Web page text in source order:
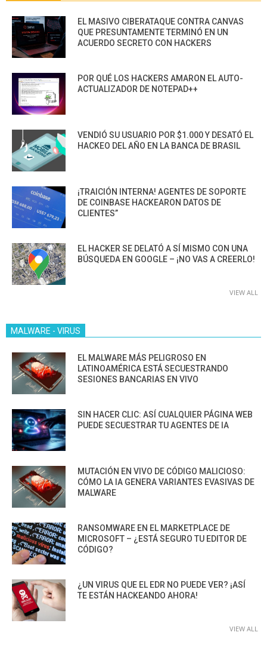
EL MASIVO CIBERATAQUE CONTRA CANVAS
QUE PRESUNTAMENTE TERMINÓ EN UN
ACUERDO SECRETO CON HACKERS
POR QUÉ LOS HACKERS AMARON EL AUTO-
ACTUALIZADOR DE NOTEPAD++
VENDIÓ SU USUARIO POR $1.000 Y DESATÓ EL
HACKEO DEL AÑO EN LA BANCA DE BRASIL
¡TRAICIÓN INTERNA! AGENTES DE SOPORTE
DE COINBASE HACKEARON DATOS DE
CLIENTES”
EL HACKER SE DELATÓ A SÍ MISMO CON UNA
BÚSQUEDA EN GOOGLE – ¡NO VAS A CREERLO!
VIEW ALL
MALWARE - VIRUS
EL MALWARE MÁS PELIGROSO EN
LATINOAMÉRICA ESTÁ SECUESTRANDO
SESIONES BANCARIAS EN VIVO
SIN HACER CLIC: ASÍ CUALQUIER PÁGINA WEB
PUEDE SECUESTRAR TU AGENTES DE IA
MUTACIÓN EN VIVO DE CÓDIGO MALICIOSO:
CÓMO LA IA GENERA VARIANTES EVASIVAS DE
MALWARE
RANSOMWARE EN EL MARKETPLACE DE
MICROSOFT – ¿ESTÁ SEGURO TU EDITOR DE
CÓDIGO?
¿UN VIRUS QUE EL EDR NO PUEDE VER? ¡ASÍ
TE ESTÁN HACKEANDO AHORA!
VIEW ALL